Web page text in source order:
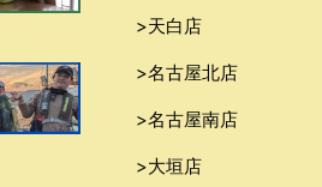
>天白店
>名古屋北店
>名古屋南店
>大垣店